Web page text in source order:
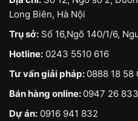
Long Biên, Hà Nội
Trụ sở: Số 16,Ngõ 140/1/6,
Hotline: 0243 5510 616
Tư vấn giải pháp: 0888 18 58
Bán hàng online: 0947 26
Dự án: 0916 941 832